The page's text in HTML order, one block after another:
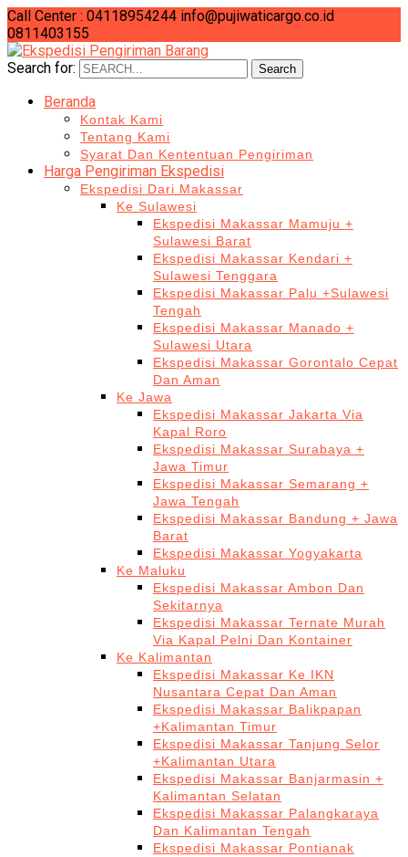
Call Center : 04118954244 info@pujiwaticargo.co.id
0811403155
Search for:
Search
Beranda
Kontak Kami
Tentang Kami
Syarat Dan Kententuan Pengiriman
Harga Pengiriman Ekspedisi
Ekspedisi Dari Makassar
Ke Sulawesi
Ekspedisi Makassar Mamuju +
Sulawesi Barat
Ekspedisi Makassar Kendari +
Sulawesi Tenggara
Ekspedisi Makassar Palu +Sulawesi
Tengah
Ekspedisi Makassar Manado +
Sulawesi Utara
Ekspedisi Makassar Gorontalo Cepat
Dan Aman
Ke Jawa
Ekspedisi Makassar Jakarta Via
Kapal Roro
Ekspedisi Makassar Surabaya +
Jawa Timur
Ekspedisi Makassar Semarang +
Jawa Tengah
Ekspedisi Makassar Bandung + Jawa
Barat
Ekspedisi Makassar Yogyakarta
Ke Maluku
Ekspedisi Makassar Ambon Dan
Sekitarnya
Ekspedisi Makassar Ternate Murah
Via Kapal Pelni Dan Kontainer
Ke Kalimantan
Ekspedisi Makassar Ke IKN
Nusantara Cepat Dan Aman
Ekspedisi Makassar Balikpapan
+Kalimantan Timur
Ekspedisi Makassar Tanjung Selor
+Kalimantan Utara
Ekspedisi Makassar Banjarmasin +
Kalimantan Selatan
Ekspedisi Makassar Palangkaraya
Dan Kalimantan Tengah
Ekspedisi Makassar Pontianak